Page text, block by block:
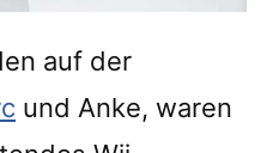
auf der
und Anke, waren